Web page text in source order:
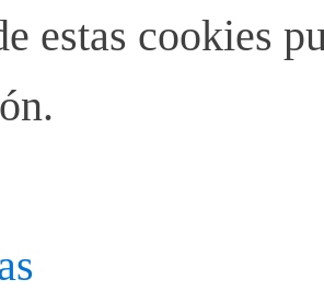
estas cookies